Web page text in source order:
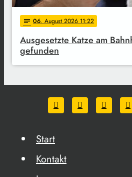
notes 06. August 2026 11:22
Ausgesetzte Katze am
gefunden
Start
Kontakt